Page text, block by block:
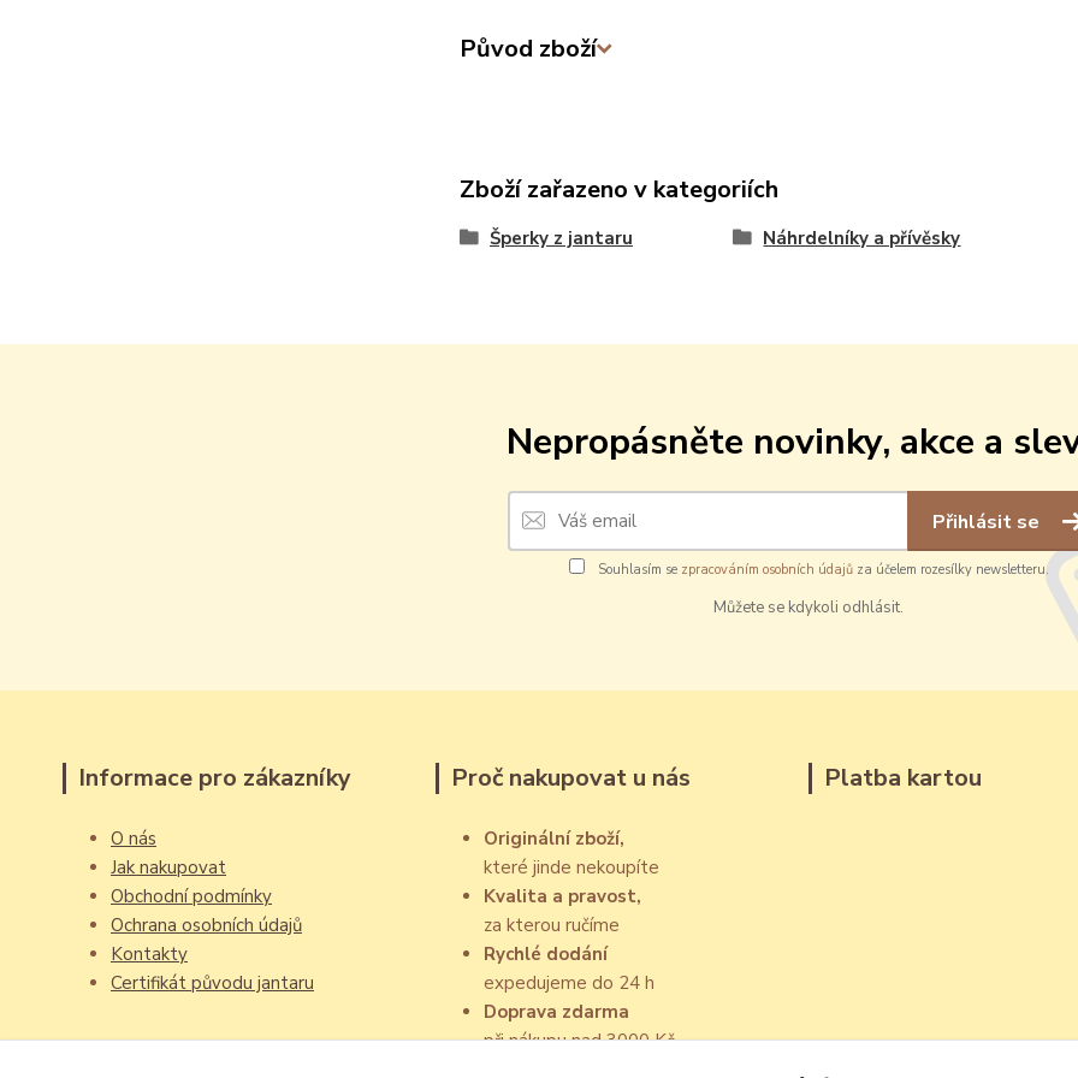
Původ zboží
Zboží zařazeno v kategoriích
Šperky z jantaru Náhrdelníky a přívěsky
Nepropásněte novinky, akce a
Přihlásit se
Souhlasím se zpracováním osobních údajůza účelem rozesílky newsletteru.
Můžete se kdykoli odhlásit.
Informace pro zákazníky
O nás
Jak nakupovat
Obchodní podmínky
Ochrana osobních údajů
Kontakty
Certifikát původu jantaru
Proč nakupovat u nás
Originální zboží,
které jinde nekoupíte
Kvalita a pravost,
za kterou ručíme
Rychlé dodání
expedujeme do 24 h
Doprava zdarma
při nákupu nad 3000 Kč
Platba kartou